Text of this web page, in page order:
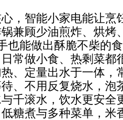
，智能小家电能让烹
兼顾少油煎炸、烘烤
也能做出酥脆不柴的
常做小食、热剩菜都
、定量出水于一体，
、不用反复烧水，泡
千滚水，饮水更安全
糖煮与多种菜单，米